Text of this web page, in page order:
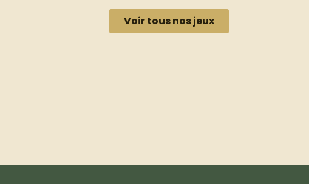
Voir tous nos jeux